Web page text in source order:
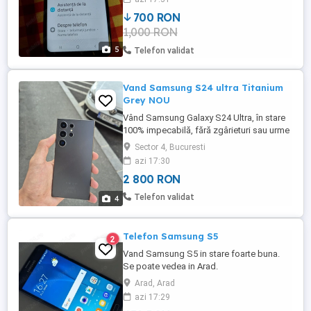
5
700 RON
1,000 RON
Telefon validat
4
Vand Samsung S24 ultra Titanium
Grey NOU
Vând Samsung Galaxy S24 Ultra, în stare
100% impecabilă, fără zgârieturi sau urme
de folosire. Telefon foarte bine întreținut
Ecran și carcasă fără zgârieturi Camere în
stare perfectă Funcționează impecabil Se
poate verifica testa la predare 256GB Preț:
2800 lei, ușor negociabil Predare ...
Sector 4, Bucuresti
azi 17:30
2 800 RON
Telefon validat
2 Telefon Samsung S5
Vand Samsung S5 in stare foarte buna.
Se poate vedea in Arad.
Arad, Arad
azi 17:29